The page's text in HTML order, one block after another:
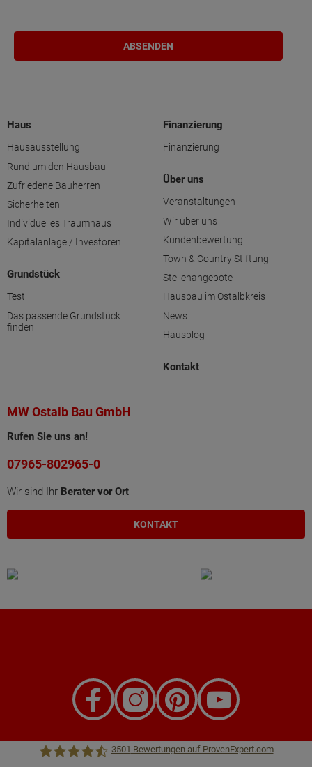
Haus
Hausausstellung
Rund um den Hausbau
Zufriedene Bauherren
Sicherheiten
Individuelles Traumhaus
Kapitalanlage / Investoren
Grundstück
Test
Das passende Grundstück
finden
Finanzierung
Finanzierung
Über uns
Veranstaltungen
Wir über uns
Kundenbewertung
Town & Country Stiftung
Stellenangebote
Hausbau im Ostalbkreis
News
Hausblog
Kontakt
MW Ostalb Bau GmbH
Rufen Sie uns an!
07965-802965-0
Wir sind Ihr Berater vor Ort
KONTAKT
3501 Bewertungen auf ProvenExpert.com